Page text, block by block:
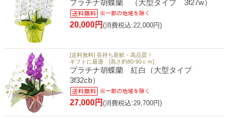
プラチナ胡蝶蘭 （大型タイプ 3f27w）
20,000円 (消費税込:22,000円)
[送料無料] 長持ち新鮮・高品質！
ギフトに最適 [高さ約80-90ｃｍ]
プラチナ胡蝶蘭 紅白（大型タイプ
3f32cb）
27,000円 (消費税込:29,700円)